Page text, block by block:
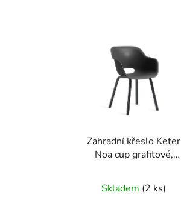
Zahradní křeslo Keter
Noa cup grafitové,
Skladem (2 ks)